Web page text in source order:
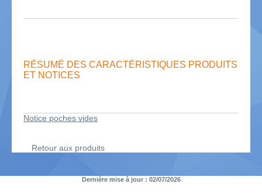
RÉSUMÉ DES CARACTÉRISTIQUES PRODUITS
ET NOTICES
Notice poches vides
Retour aux produits
Dernière mise à jour : 02/07/2026